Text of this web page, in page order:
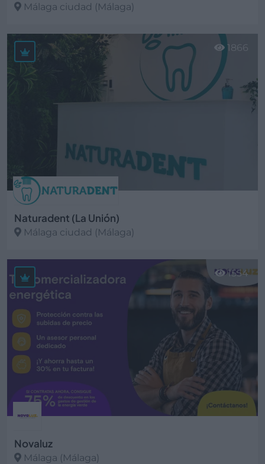
Málaga ciudad (Málaga)
Ver más
Naturadent (La Unión)
Málaga ciudad (Málaga)
Ver más
1866
Novaluz
Málaga (Málaga)
1554